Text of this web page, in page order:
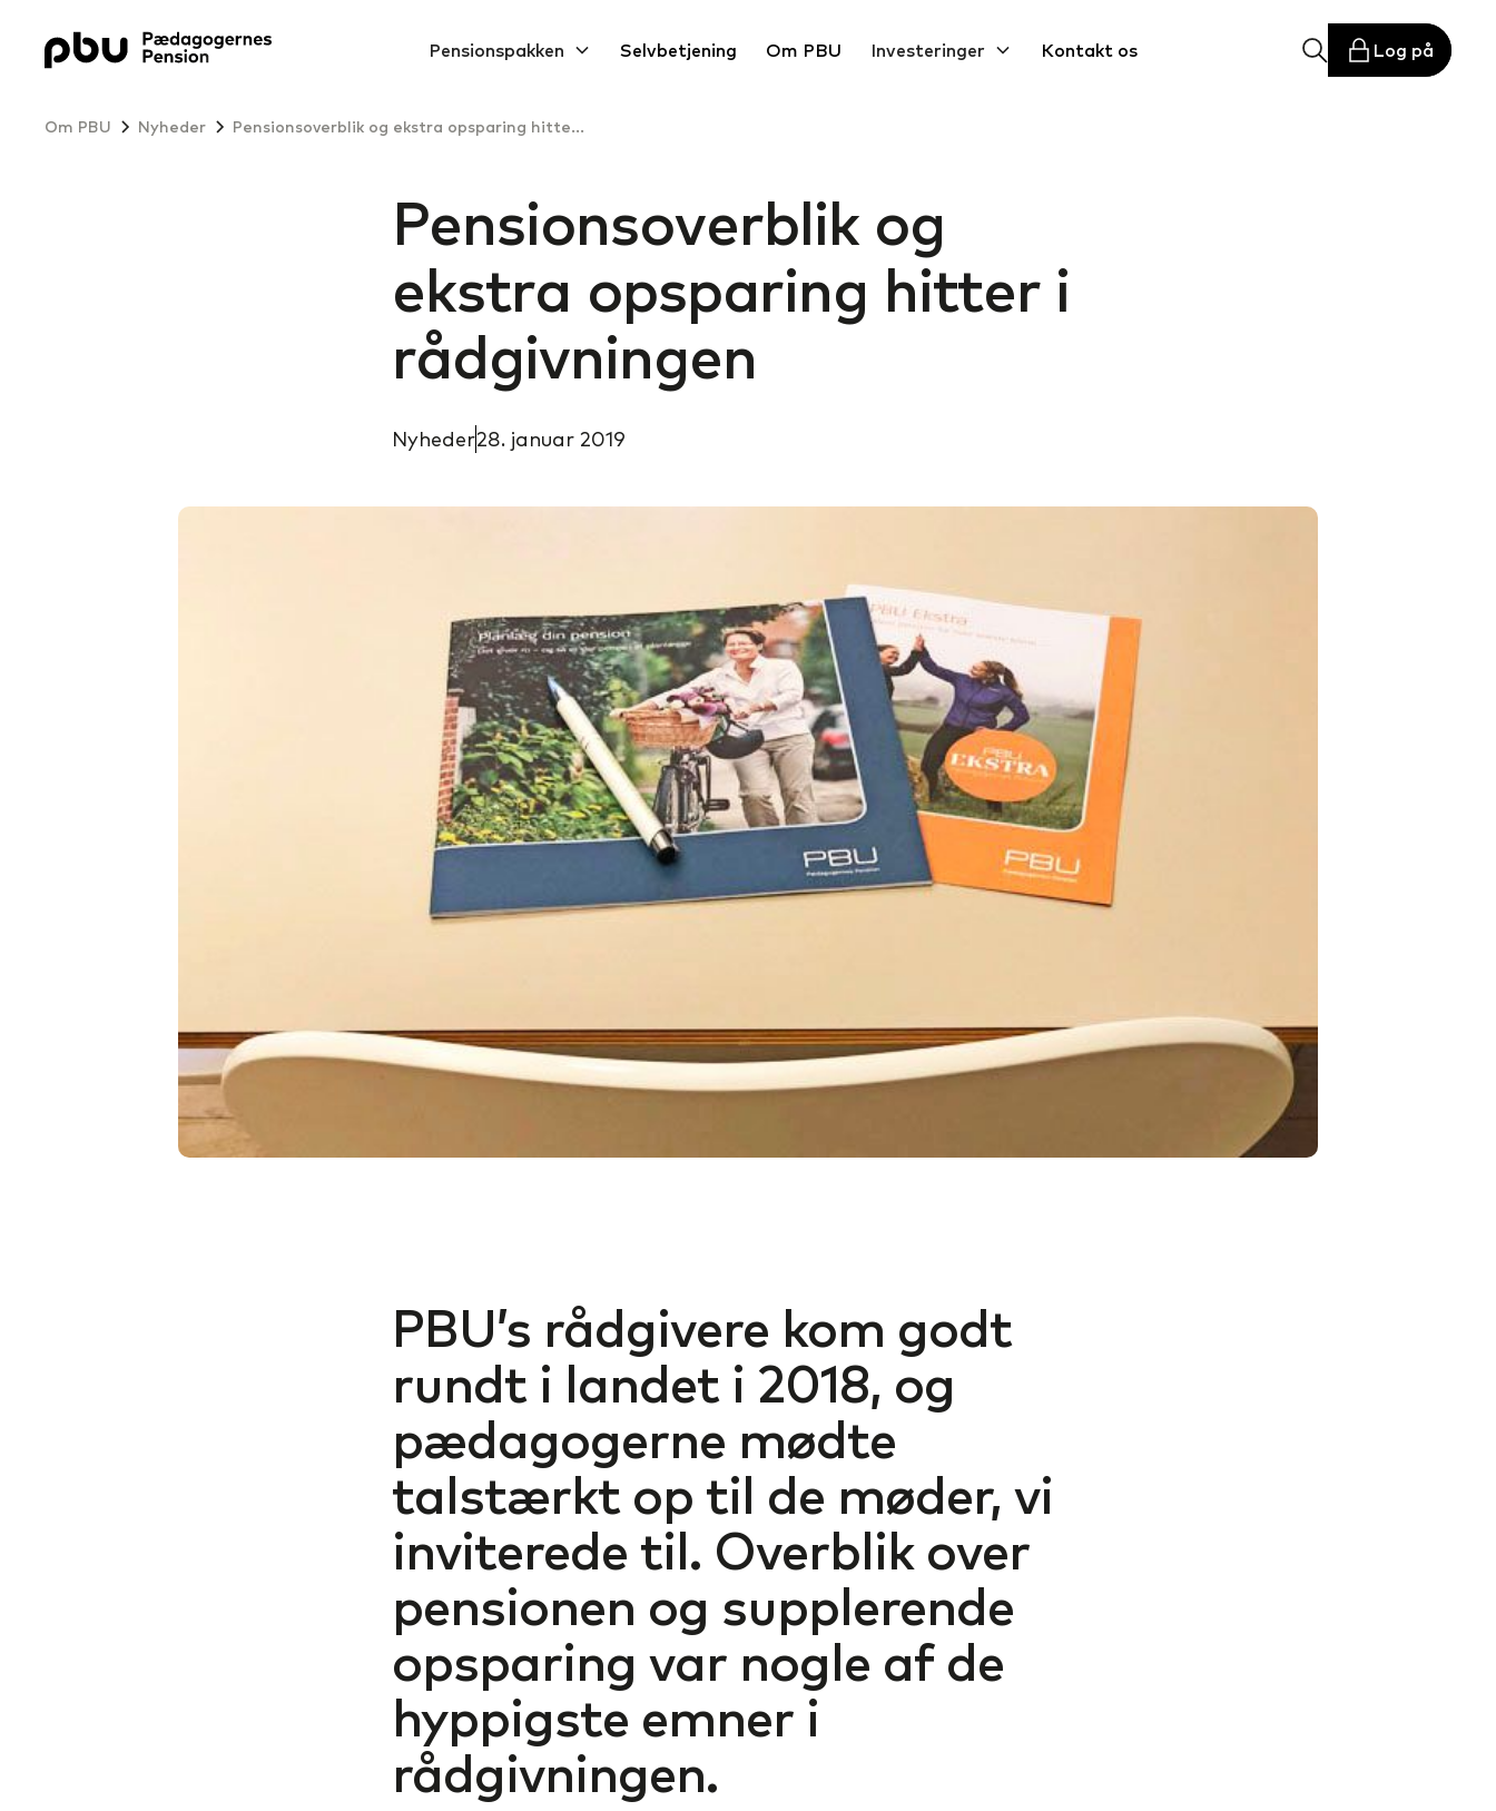
Pensionspakken Selvbetjening Om PBU Investeringer Kontakt os Log på
Om PBU Nyheder Pensionsoverblik og ekstra opsparing hitter i rådgivningen
Pensionsoverblik og
ekstra opsparing hitter i
rådgivningen
Nyheder28. januar 2019
PBU’s rådgivere kom godt
rundt i landet i 2018, og
pædagogerne mødte
talstærkt op til de møder, vi
inviterede til. Overblik over
pensionen og supplerende
opsparing var nogle af de
hyppigste emner i
rådgivningen.